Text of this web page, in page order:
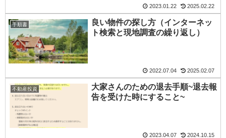
2023.01.22 2025.02.22
手順書
良い物件の探し方（インターネッ
ト検索と現地調査の繰り返し）
2022.07.04 2025.02.07
不動産投資
大家さんのための退去手順~退去報
告を受けた時にすること~
2023.04.07 2024.10.15